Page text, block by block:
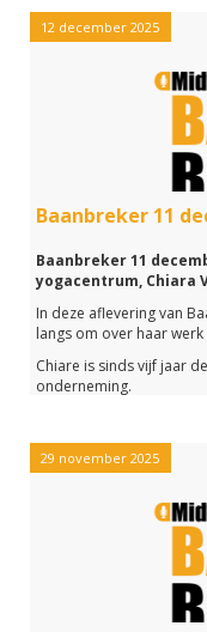
Zo hoor je hoe oud hij
kwam en wat zijn muziek
Klik dan op de link
12 december 2025
Baanbreker 11
Baanbreker 11
yogacentrum, Chiara
In deze aflevering van
langs om over haar
Chiare is sinds vijf jaar
onderneming.
werk vertelde.
- Hoe zien haar
- En wat heeft ze voor
Naast dit heeft Chiara
beluisteren via de link
29 november 2025